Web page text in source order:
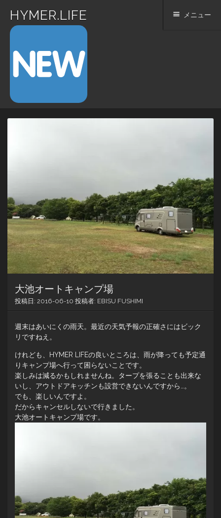
HYMER.LIFE メニュー
コ
ッ
プ
大池オートキャンプ場
投稿日: 2016-06-10 投稿者: EBISU FUSHIMI
週末はあいにくの雨天。最近の天気予報の正確さにはビック
リですねえ。
けれども、HYMER LIFEの良いところは、雨が降っても予定通
りキャンプ場へ行って困らないことです。
楽しみは減るかもしれませんね。タープを張ることも出来な
いし、アウトドアキッチンも設営できないんですから…。
でも、楽しいんですよ。
だからキャンセルしないで行きました。
大池オートキャンプ場です。